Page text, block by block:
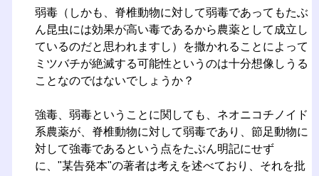
弱毒（しかも、脊椎動物に対して弱毒であってもたぶ
ん昆虫には効果が高い毒であるから農薬として成立し
ているのだと思われますし）を撒かれることによって
ミツバチが絶滅する可能性というのは十分想像しうる
ことなのではないでしょうか？
強毒、弱毒ということに関しても、ネオニコチノイド
系農薬が、脊椎動物に対して弱毒であり、節足動物に
対して強毒であるという点をたぶん明記にせず
に、"某告発本"の著者は考えを述べており、それを批